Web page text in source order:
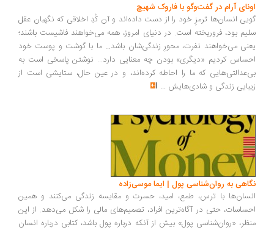
آرام در گفت‌وگو با فاروک شهیچ‭
انسان‌ها ترمزِ خود را از دست داده‌اند و آن کُدِ اخلاقی که نگهبان عقل
بود، فروریخته است. در دنیای امروز، همه می‌خواهند فاشیست باشند؛
می‌خواهند نفرت، محورِ زندگی‌شان باشد... ما با گوشت و پوست خود
کردیم «دیگری» بودن چه معنایی دارد... نوشتن پاسخی است به
که ما را احاطه کرده‌اند، و در عین حال، ستایشی است از
زندگی و شادی‌هایش...
به روان‌شناسی پول | ایما موسی‌زاده
با ترس، طمع، امید، حسرت و مقایسه زندگی می‌کنند و همین
حتی در آگاه‌ترین افراد، تصمیم‌های مالی را شکل می‌دهد. از این
«روان‌شناسی پول» بیش از آنکه درباره پول باشد، کتابی درباره انسان